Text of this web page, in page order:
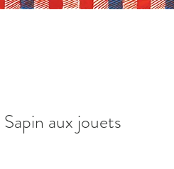
aux jouets